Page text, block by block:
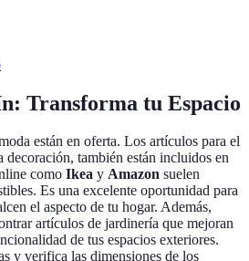
Transforma tu Espacio
están en oferta. Los artículos para el
decoración, también están incluidos en
como Ikea y Amazon suelen
Es una excelente oportunidad para
el aspecto de tu hogar. Además,
artículos de jardinería que mejoran
de tus espacios exteriores.
y verifica las dimensiones de los